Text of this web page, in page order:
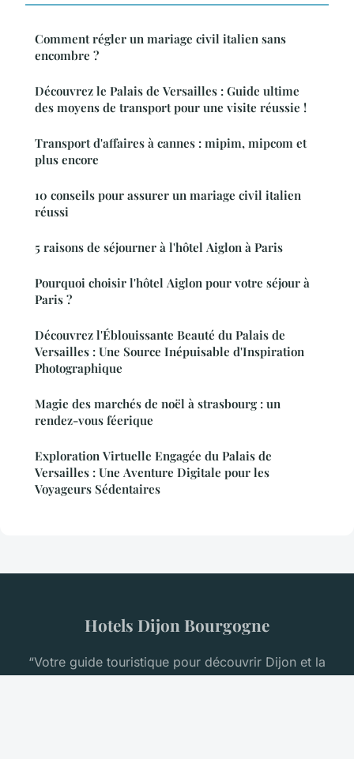
Comment régler un mariage civil italien sans
encombre ?
Découvrez le Palais de Versailles : Guide ultime
des moyens de transport pour une visite réussie !
Transport d'affaires à cannes : mipim, mipcom et
plus encore
10 conseils pour assurer un mariage civil italien
réussi
5 raisons de séjourner à l'hôtel Aiglon à Paris
Pourquoi choisir l'hôtel Aiglon pour votre séjour à
Paris ?
Découvrez l'Éblouissante Beauté du Palais de
Versailles : Une Source Inépuisable d'Inspiration
Photographique
Magie des marchés de noël à strasbourg : un
rendez-vous féerique
Exploration Virtuelle Engagée du Palais de
Versailles : Une Aventure Digitale pour les
Voyageurs Sédentaires
Hotels Dijon Bourgogne
“Votre guide touristique pour découvrir Dijon et la